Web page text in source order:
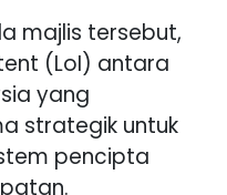
majlis tersebut,
(LoI) antara
yang
strategik untuk
pencipta